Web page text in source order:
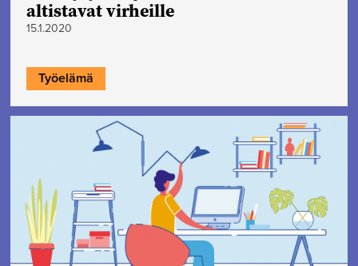
altistavat virheille
15.1.2020
Työelämä